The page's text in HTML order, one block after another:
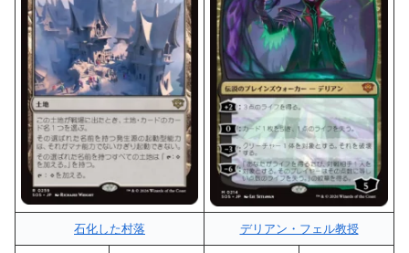
石化した村落 デリアン・フェル教授